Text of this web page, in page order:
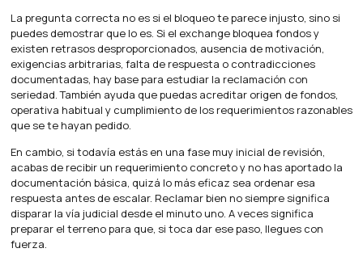
La pregunta correcta no es si el bloqueo te parece injusto, sino si
puedes demostrar que lo es. Si el exchange bloquea fondos y
existen retrasos desproporcionados, ausencia de motivación,
exigencias arbitrarias, falta de respuesta o contradicciones
documentadas, hay base para estudiar la reclamación con
seriedad. También ayuda que puedas acreditar origen de fondos,
operativa habitual y cumplimiento de los requerimientos razonables
que se te hayan pedido.
En cambio, si todavía estás en una fase muy inicial de revisión,
acabas de recibir un requerimiento concreto y no has aportado la
documentación básica, quizá lo más eficaz sea ordenar esa
respuesta antes de escalar. Reclamar bien no siempre significa
disparar la vía judicial desde el minuto uno. A veces significa
preparar el terreno para que, si toca dar ese paso, llegues con
fuerza.